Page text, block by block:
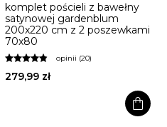
komplet pościeli z bawełny
satynowej gardenblum
200x220 cm z 2 poszewkami
70x80
opinii (20)
279,99 zł
shopping_bag